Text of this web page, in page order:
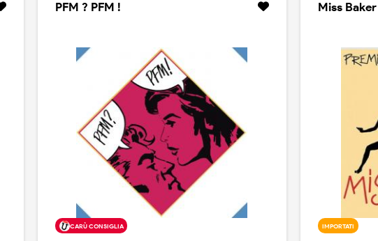
PFM ? PFM !
CARÙ CONSIGLIA
Miss Baker
IMPORTATI